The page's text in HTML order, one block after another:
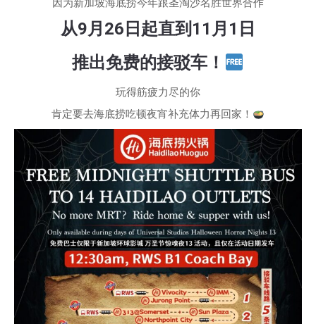
因为新加坡海底捞今年跟圣淘沙名胜世界合作
从9月26日起直到11月1日
推出免费的接驳车！
玩得筋疲力尽的你
肯定要去海底捞吃顿夜宵补充体力再回家！